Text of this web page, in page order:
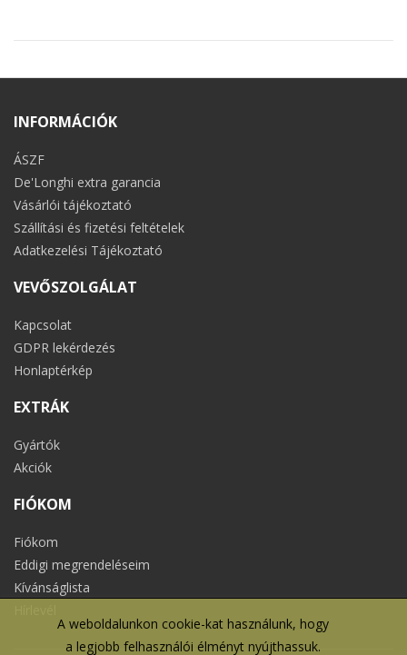
A weboldalunkon cookie-kat használunk, hogy
a legjobb felhasználói élményt nyújthassuk.
INFORMÁCIÓK
ÁSZF
De'Longhi extra garancia
Vásárlói tájékoztató
Szállítási és fizetési feltételek
Adatkezelési Tájékoztató
VEVŐSZOLGÁLAT
Kapcsolat
GDPR lekérdezés
Honlaptérkép
EXTRÁK
Gyártók
Akciók
FIÓKOM
Fiókom
Eddigi megrendeléseim
Kívánságlista